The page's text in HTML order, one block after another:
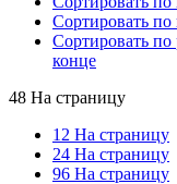
Сортировать по
Сортировать по
конце
48 На страницу
12 На страницу
24 На страницу
96 На страницу